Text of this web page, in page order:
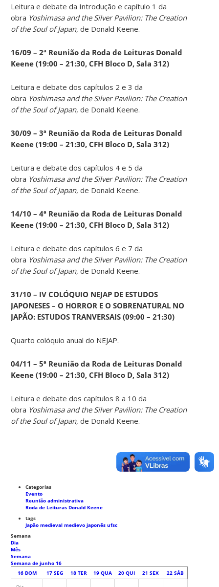
Leitura e debate da Introdução e capítulo 1 da
obra Yoshimasa and the Silver Pavilion: The Creation
of the Soul of Japan, de Donald Keene.
16/09 – 2ª Reunião da Roda de Leituras Donald
Keene (19:00 – 21:30, CFH Bloco D, Sala 312)
Leitura e debate dos capítulos 2 e 3 da
obra Yoshimasa and the Silver Pavilion: The Creation
of the Soul of Japan, de Donald Keene.
30/09 – 3ª Reunião da Roda de Leituras Donald
Keene (19:00 – 21:30, CFH Bloco D, Sala 312)
Leitura e debate dos capítulos 4 e 5 da
obra Yoshimasa and the Silver Pavilion: The Creation
of the Soul of Japan, de Donald Keene.
14/10 – 4ª Reunião da Roda de Leituras Donald
Keene (19:00 – 21:30, CFH Bloco D, Sala 312)
Leitura e debate dos capítulos 6 e 7 da
obra Yoshimasa and the Silver Pavilion: The Creation
of the Soul of Japan, de Donald Keene.
31/10 – IV COLÓQUIO NEJAP DE ESTUDOS
JAPONESES – O HORROR E O SOBRENATURAL NO
JAPÃO: ESTUDOS TRANVERSAIS (09:00 – 21:30)
Quarto colóquio anual do NEJAP.
04/11 – 5ª Reunião da Roda de Leituras Donald
Keene (19:00 – 21:30, CFH Bloco D, Sala 312)
Leitura e debate dos capítulos 8 a 10 da
obra Yoshimasa and the Silver Pavilion: The Creation
of the Soul of Japan, de Donald Keene.
Categorias
Evento
Reunião administrativa
Roda de Leituras Donald Keene
tags
Japão medievalmedievo japonêsufsc
Semana
Dia
Mês
Semana
Semana de junho 16
16 DOM 17 SEG 18 TER 19 QUA 20 QUI 21 SEX 22 SÁB